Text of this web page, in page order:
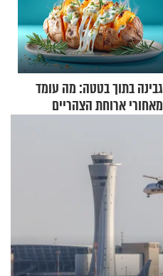
גבינה בתוך בטטה: מה עומד
מאחורי ארוחת הצהריים